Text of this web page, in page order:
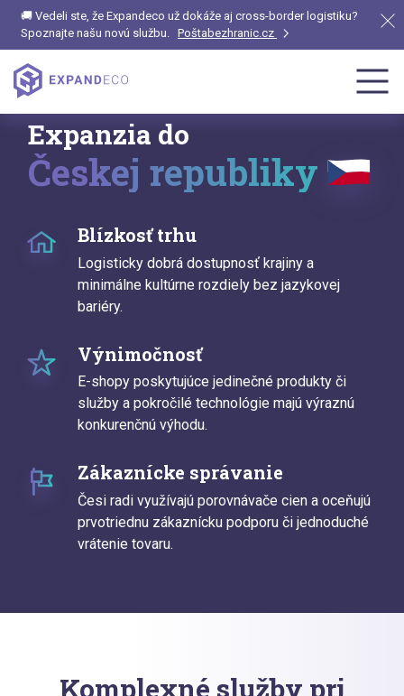
🚚 Vedeli ste, že Expandeco už dokáže aj cross-border logistiku?
Spoznajte našu novú službu. Poštabezhranic.cz
Expanzia do
Českej republiky
Blízkosť trhu
Logisticky dobrá dostupnosť krajiny a
minimálne kultúrne rozdiely bez jazykovej
bariéry.
Výnimočnosť
E-shopy poskytujúce jedinečné produkty či
služby a pokročilé technológie majú výraznú
konkurenčnú výhodu.
Zákaznícke správanie
Česi radi využívajú porovnávače cien a oceňujú
prvotriednu zákaznícku podporu či jednoduché
vrátenie tovaru.
Komplexné služby pri